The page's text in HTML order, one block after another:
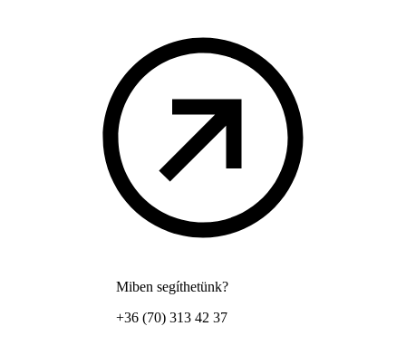
Miben segíthetünk?
+36 (70) 313 42 37